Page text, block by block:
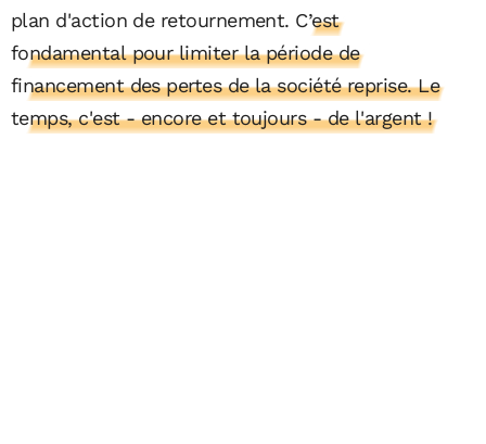
plan d'action de retournement. C’est
fondamental pour limiter la période de
financement des pertes de la société reprise. Le
temps, c'est - encore et toujours - de l'argent !